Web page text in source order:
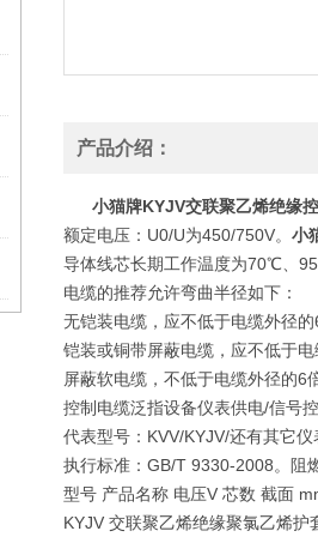
产品介绍：
小猫牌KYJV交联聚乙烯绝缘
额定电压：U0/U为450/750V。 小
导体线芯长期工作温度为70℃、
电缆的推荐允许弯曲半径如下：
无铠装电缆，应不低于电缆外径的
铠装或铜带屏蔽电缆，应不低于电
屏蔽软电缆，不低于电缆外径的6
控制电缆泛指设备仪表供电/信号
代表型号：KVV/KYJV/还有其它仪
执行标准：GB/T 9330-2008。阻
型号 产品名称 电压V 芯数 截面
KYJV 交联聚乙烯绝缘聚氯乙烯护